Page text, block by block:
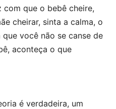
com que o bebê cheire,
cheirar, sinta a calma, o
você não se canse de
aconteça o que
é verdadeira, um